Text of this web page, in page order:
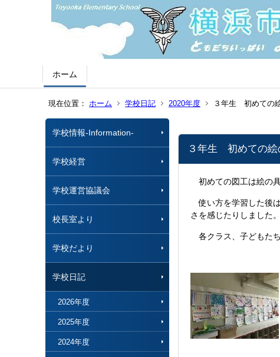
ホーム
現在位置： ホーム 学校日記 2020年度 ３年生 初めての
学校情報-Information-
学校経営
学校運営協議会
校長室より
学校だより
学校日記
2026年度
2025年度
2024年度
３年生 初めての絵
初めての図工は絵の
使い方を学習した後
さを感じたりしました。
各クラス、子どもた